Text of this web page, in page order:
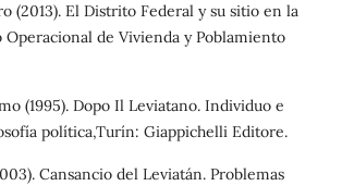
(2013). El Distrito Federal y su sitio en la
Operacional de Vivienda y Poblamiento
(1995). Dopo Il Leviatano. Individuo e
política,Turín: Giappichelli Editore.
Cansancio del Leviatán. Problemas